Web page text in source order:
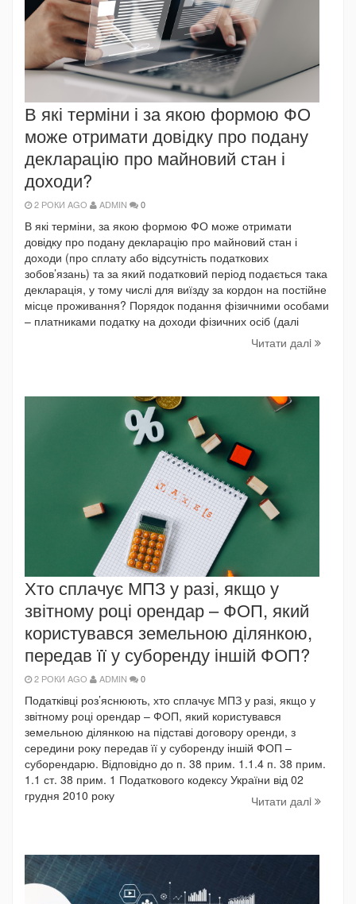
В які терміни і за якою формою ФО
може отримати довідку про подану
декларацію про майновий стан і
доходи?
2 РОКИ AGO ADMIN 0
В які терміни, за якою формою ФО може отримати
довідку про подану декларацію про майновий стан і
доходи (про сплату або відсутність податкових
зобов’язань) та за який податковий період подається така
декларація, у тому числі для виїзду за кордон на постійне
місце проживання? Порядок подання фізичними особами
– платниками податку на доходи фізичних осіб (далі
Читати далi
Хто сплачує МПЗ у разі, якщо у
звітному році орендар – ФОП, який
користувався земельною ділянкою,
передав її у суборенду іншій ФОП?
2 РОКИ AGO ADMIN 0
Податківці роз’яснюють, хто сплачує МПЗ у разі, якщо у
звітному році орендар – ФОП, який користувався
земельною ділянкою на підставі договору оренди, з
середини року передав її у суборенду іншій ФОП –
суборендарю. Відповідно до п. 38 прим. 1.1.4 п. 38 прим.
1.1 ст. 38 прим. 1 Податкового кодексу України від 02
грудня 2010 року
Читати далi